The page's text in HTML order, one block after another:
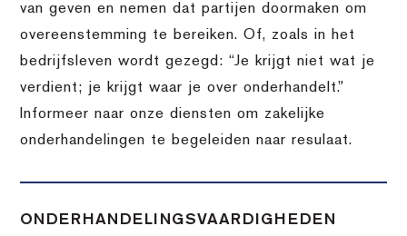
van geven en nemen dat partijen doormaken om
overeenstemming te bereiken. Of, zoals in het
bedrijfsleven wordt gezegd: “Je krijgt niet wat je
verdient; je krijgt waar je over onderhandelt.”
Informeer naar onze diensten om zakelijke
onderhandelingen te begeleiden naar resulaat.
ONDERHANDELINGSVAARDIGHEDEN